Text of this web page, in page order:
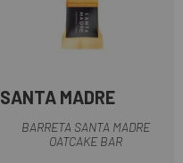
SANTA MADRE
BARRETA SANTA MADRE
OATCAKE BAR